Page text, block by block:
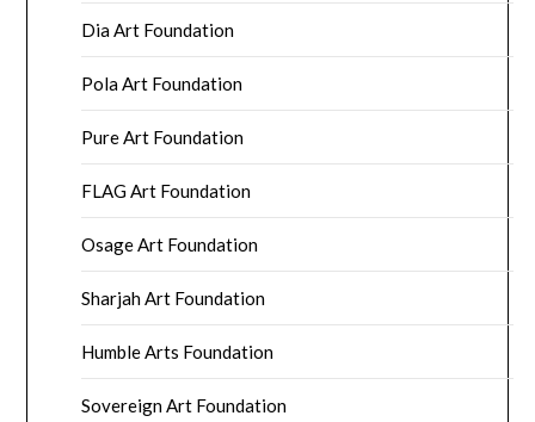
Dia Art Foundation
Pola Art Foundation
Pure Art Foundation
FLAG Art Foundation
Osage Art Foundation
Sharjah Art Foundation
Humble Arts Foundation
Sovereign Art Foundation